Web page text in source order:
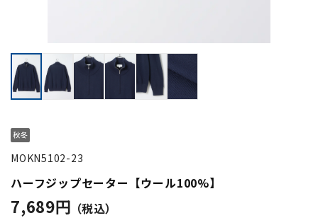
MOKN5102-23
ハーフジップセーター【ウール100%】
7,689円